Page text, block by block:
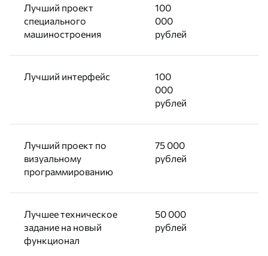
Лучший проект
специального
машиностроения
100
000
рублей
Лучший интерфейс
100
000
рублей
Лучший проект по
визуальному
программированию
75 000
рублей
Лучшее техническое
задание на новый
функционал
50 000
рублей